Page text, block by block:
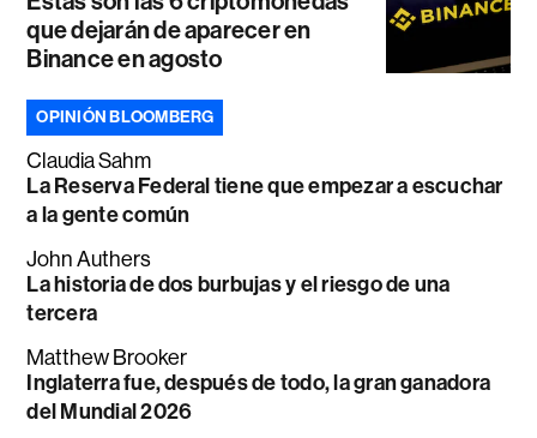
que dejarán de aparecer en
Binance en agosto
OPINIÓN BLOOMBERG
Claudia Sahm
La Reserva Federal tiene que empezar a escuchar
a la gente común
John Authers
La historia de dos burbujas y el riesgo de una
tercera
Matthew Brooker
Inglaterra fue, después de todo, la gran ganadora
del Mundial 2026